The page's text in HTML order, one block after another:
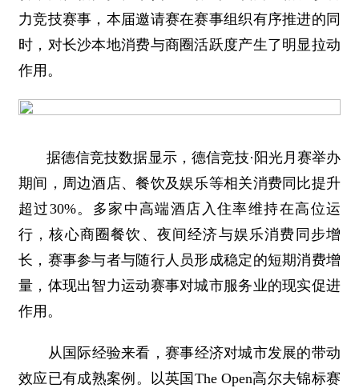
力竞技赛事，本届邀请赛在赛事组织有序推进的同
时，对长沙本地消费与商圈活跃度产生了明显拉动
作用。
据德信竞技数据显示，德信竞技·阳光月赛举办
期间，周边酒店、餐饮及娱乐等相关消费同比提升
超过30%。多家中高端酒店入住率维持在高位运
行，核心商圈餐饮、夜间经济与娱乐消费同步增
长，赛事参与者与随行人员形成稳定的短期消费增
量，体现出智力运动赛事对城市服务业的现实促进
作用。
从国际经验来看，赛事经济对城市发展的带动
效应已有成熟案例。以英国The Open高尔夫锦标赛